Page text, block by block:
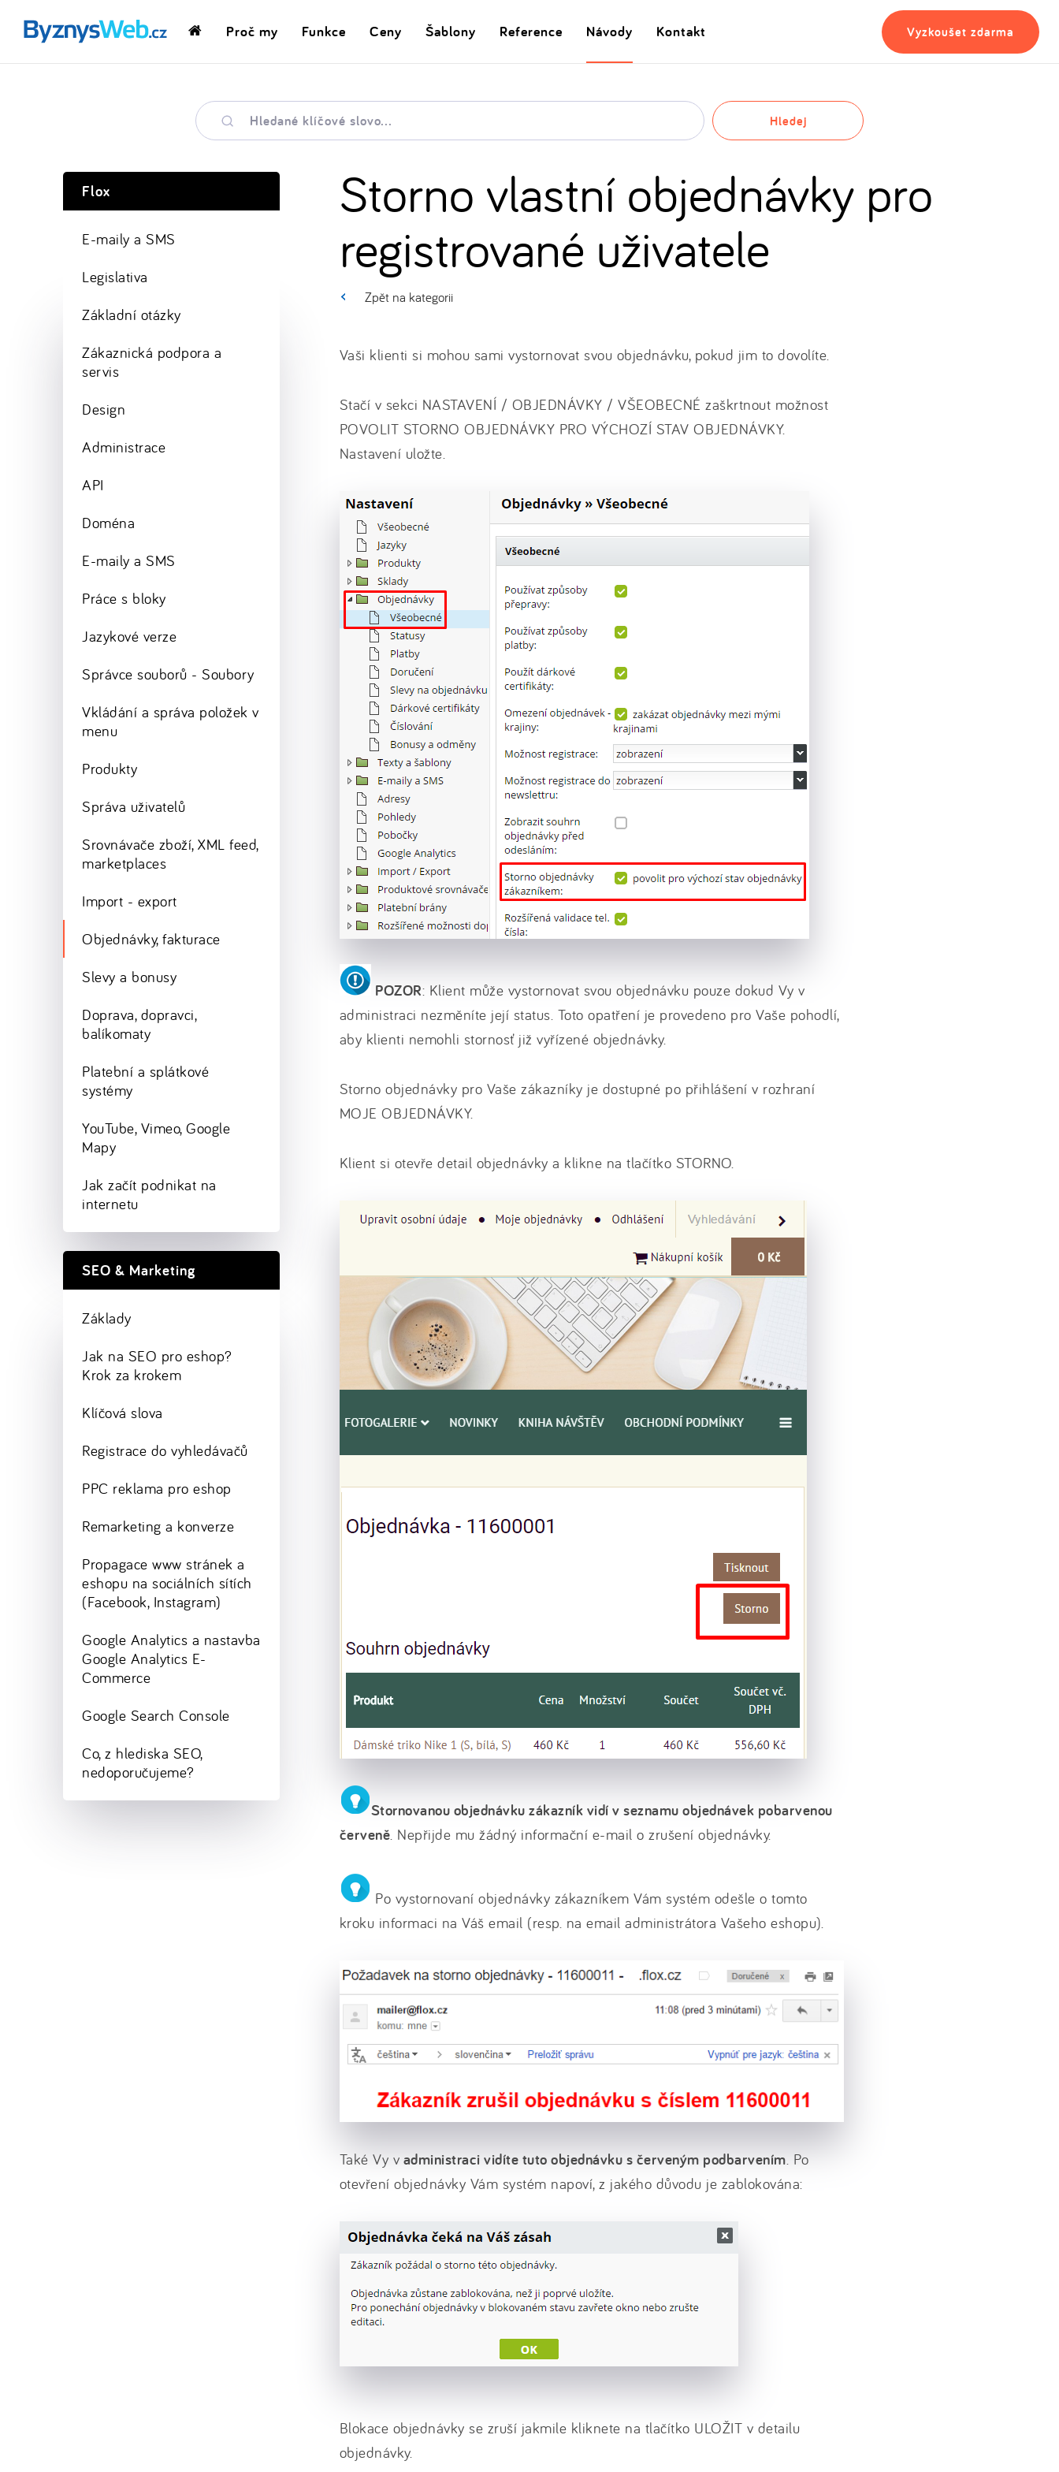
DomovskáProč my Funkce Ceny Šablony Reference Návody Kontakt Vyzkoušet zdarma
Hledané
klíčové
slovo
Hledej
Zpět na kategorii
Storno vlastní objednávky pro
registrované uživatele
Vaši klienti si mohou sami vystornovat svou objednávku, pokud jim to dovolíte.
Stačí v sekci NASTAVENÍ / OBJEDNÁVKY / VŠEOBECNÉ zaškrtnout možnost
POVOLIT STORNO OBJEDNÁVKY PRO VÝCHOZÍ STAV OBJEDNÁVKY.
Nastavení uložte.
POZOR: Klient může vystornovat svou objednávku pouze dokud Vy v
administraci nezměníte její status. Toto opatření je provedeno pro Vaše pohodlí,
aby klienti nemohli stornosť již vyřízené objednávky.
Storno objednávky pro Vaše zákazníky je dostupné po přihlášení v rozhraní
MOJE OBJEDNÁVKY.
Klient si otevře detail objednávky a klikne na tlačítko STORNO.
Stornovanou objednávku zákazník vidí v seznamu objednávek pobarvenou
červeně. Nepřijde mu žádný informační e-mail o zrušení objednávky.
Po vystornovaní objednávky zákazníkem Vám systém odešle o tomto
kroku informaci na Váš email (resp. na email administrátora Vašeho eshopu).
Také Vy v administraci vidíte tuto objednávku s červeným podbarvením . Po
otevření objednávky Vám systém napoví, z jakého důvodu je zablokována:
Blokace objednávky se zruší jakmile kliknete na tlačítko ULOŽIT v detailu
objednávky.
Flox
E-maily a SMS
Legislativa
Základní otázky
Zákaznická podpora a
servis
Design
Administrace
API
Doména
E-maily a SMS
Práce s bloky
Jazykové verze
Správce souborů - Soubory
Vkládání a správa položek v
menu
Produkty
Správa uživatelů
Srovnávače zboží, XML feed,
marketplaces
Import - export
Objednávky, fakturace
Slevy a bonusy
Doprava, dopravci,
balíkomaty
Platební a splátkové
systémy
YouTube, Vimeo, Google
Mapy
Jak začít podnikat na
internetu
SEO & Marketing
Základy
Jak na SEO pro eshop?
Krok za krokem
Klíčová slova
Registrace do vyhledávačů
PPC reklama pro eshop
Remarketing a konverze
Propagace www stránek a
eshopu na sociálních sítích
(Facebook, Instagram)
Google Analytics a nastavba
Google Analytics E-
Commerce
Google Search Console
Co, z hlediska SEO,
nedoporučujeme?